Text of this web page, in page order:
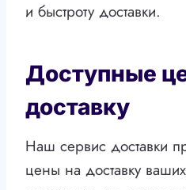
и быстроту доставки.
Доступные
доставку
Наш сервис доставки
цены на доставку